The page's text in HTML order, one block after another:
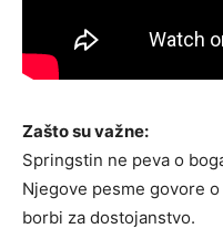
Zašto su važne:
Springstin ne peva o
Njegove pesme govore
borbi za dostojanstvo.